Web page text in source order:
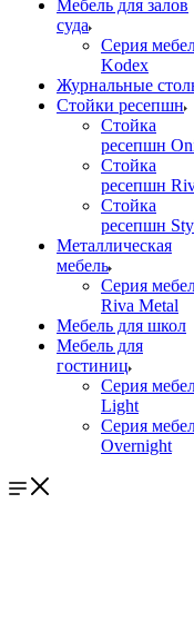
Мебель для залов
суда
Серия
Kodex
Журнальные
Стойки ресепшн
Стойка
ресепшн
Стойка
ресепшн
Стойка
ресепшн
Металлическая
мебель
Серия
Riva Metal
Мебель для школ
Мебель для
гостиниц
Серия
Light
Серия
Overnight